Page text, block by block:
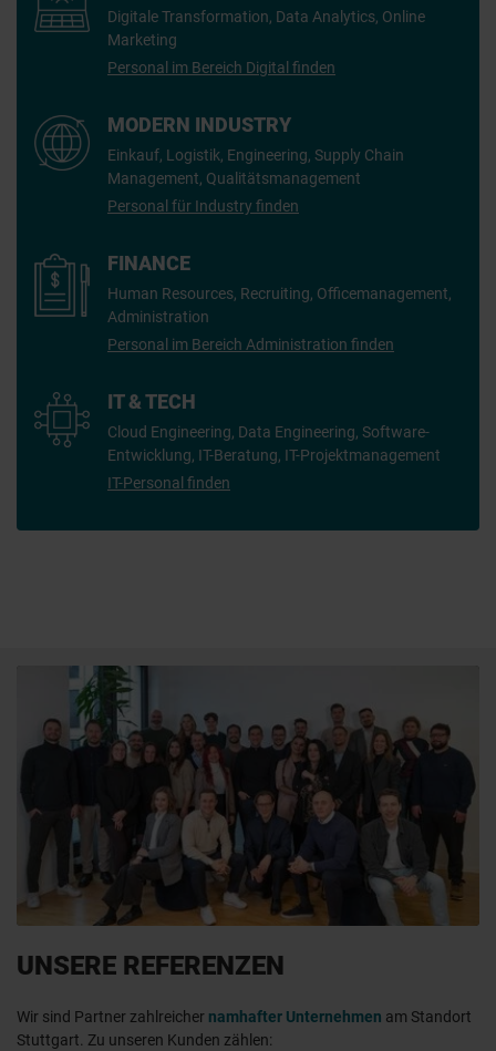
Digitale Transformation, Data Analytics, Online
Marketing
Personal im Bereich Digital finden
MODERN INDUSTRY
Einkauf, Logistik, Engineering, Supply Chain
Management, Qualitätsmanagement
Personal für Industry finden
FINANCE
Human Resources, Recruiting, Officemanagement,
Administration
Personal im Bereich Administration finden
IT & TECH
Cloud Engineering, Data Engineering, Software-
Entwicklung, IT-Beratung, IT-Projektmanagement
IT-Personal finden
UNSERE REFERENZEN
Wir sind Partner zahlreicher namhafter Unternehmen am Standort
Stuttgart. Zu unseren Kunden zählen: